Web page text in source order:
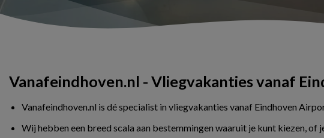
Vanafeindhoven.nl - Vliegvakanties vanaf
Vanafeindhoven.nl is dé specialist in vliegvakanties vanaf Eindhoven
Wij hebben een breed scala aan bestemmingen waaruit je kunt kiezen,